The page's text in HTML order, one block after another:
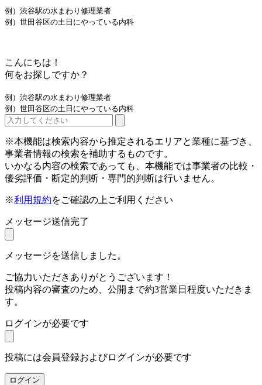
例）渋谷駅の水まわり修理業者
例）世田谷区の土日にやっている内科
こんにちは！
何をお探しですか？
例）渋谷駅の水まわり修理業者
例）世田谷区の土日にやっている内科
※本機能は検索内容から推定されるエリアと業種に基づき、
事業者情報の検索を補助するものです。
いかなる内容の検索であっても、本機能では事業者の比較・
優劣評価・断定的判断・専門的判断は行いません。
※利用規約をご確認の上ご利用ください
メッセージ送信完了
メッセージを送信しました。
ご協力いただきありがとうございます！
投稿内容の審査のため、公開まで約3営業日程度いただきま
す。
ログインが必要です
投稿には会員登録およびログインが必要です
ログイン